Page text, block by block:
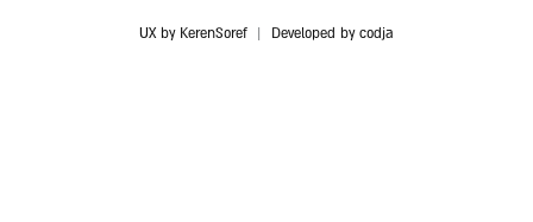
UX by KerenSoref Developed by codja